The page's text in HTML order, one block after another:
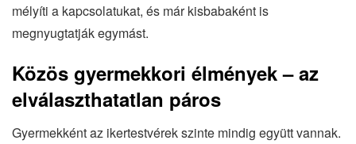
mélyíti a kapcsolatukat, és már kisbabaként is
megnyugtatják egymást.
Közös gyermekkori élmények – az
elválaszthatatlan páros
Gyermekként az ikertestvérek szinte mindig együtt vannak.